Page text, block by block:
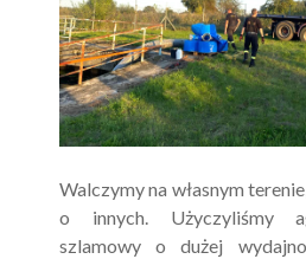
Walczymy na własnym
o innych. Użyczyliśmy
szlamowy o dużej